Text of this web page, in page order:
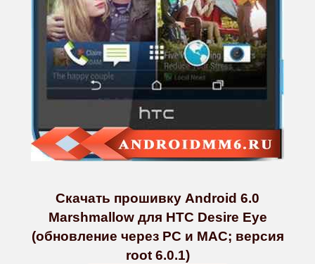
Скачать прошивку Android 6.0
Marshmallow для HTC Desire Eye
(обновление через PC и MAC; версия
root 6.0.1)